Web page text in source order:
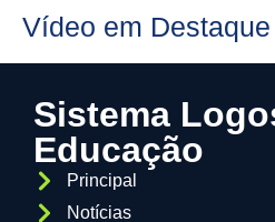
Vídeo em Destaque
Sistema
Educação
Principal
Notícias